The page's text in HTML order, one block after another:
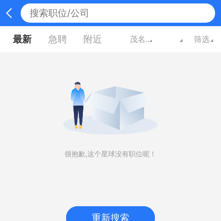
最新 急聘 附近 茂名广东 筛选
很抱歉,这个星球没有职位呢！
重新搜索